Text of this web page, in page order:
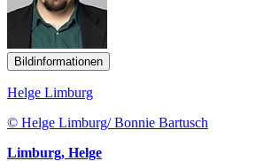
Bildinformationen
Helge Limburg
© Helge Limburg/ Bonnie Bartusch
Limburg, Helge